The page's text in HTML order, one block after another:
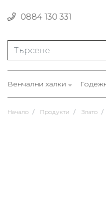
0884 130 331
Венчални халки
Начало Продукти Злато